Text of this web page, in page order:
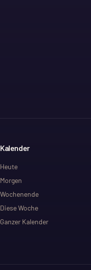
Kalender
Heute
Morgen
Wochenende
Diese Woche
Ganzer Kalender